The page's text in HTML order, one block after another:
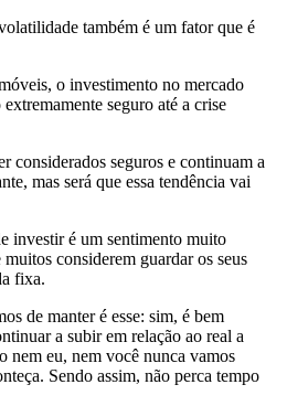
também é um fator que é
o investimento no mercado
seguro até a crise
considerados seguros e continuam a
mas será que essa tendência vai
investir é um sentimento muito
considerem guardar os seus
fixa.
de manter é esse: sim, é bem
a subir em relação ao real a
nem eu, nem você nunca vamos
Sendo assim, não perca tempo